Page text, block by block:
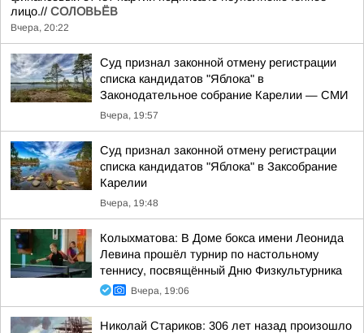
лицо.// СОЛОВЬЁВ
Вчера, 20:22
Суд признал законной отмену регистрации
списка кандидатов "Яблока" в
Законодательное собрание Карелии — СМИ
Вчера, 19:57
Суд признал законной отмену регистрации
списка кандидатов "Яблока" в Заксобрание
Карелии
Вчера, 19:48
Колыхматова: В Доме бокса имени Леонида
Левина прошёл турнир по настольному
теннису, посвящённый Дню Физкультурника
Вчера, 19:06
Николай Стариков: 306 лет назад произошло